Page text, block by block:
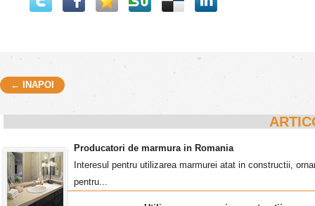
Post navigation
← INAPOI
Producatori de marmura in Romania
Interesul pentru utilizarea marmurei atat in constructii,
pentru...